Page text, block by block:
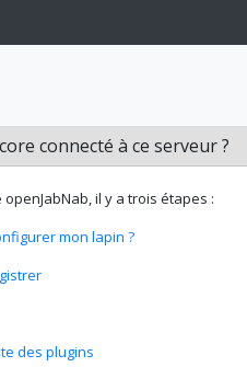
connecté à ce serveur ?
il y a trois étapes :
mon lapin ?
des plugins